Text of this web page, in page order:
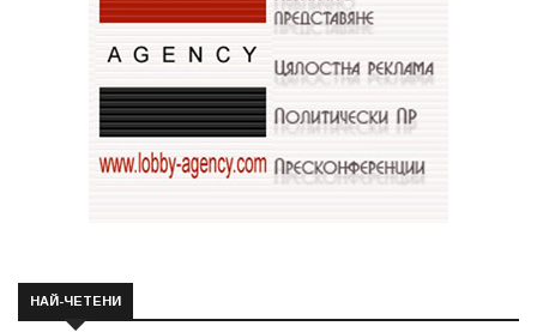
НАЙ-ЧЕТЕНИ